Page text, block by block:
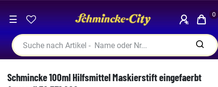
☰ 0
Schmincke 100ml Hilfsmittel Maskierstift eingefaerbt